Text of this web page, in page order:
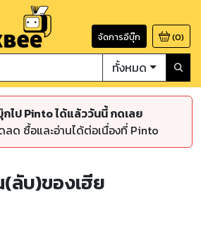
จัดการอีบุ๊ก (0)
ทั้งหมด
กไป Pinto ได้แล้ววันนี้ กดเลย
ลด ซื้อและอ่านได้ต่อเนื่องที่ Pinto
ลับ)ของเฮีย